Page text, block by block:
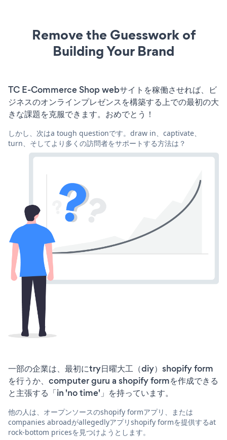
Remove the Guesswork of
Building Your Brand
TC E-Commerce Shop webサイトを稼働させれば、ビ
ジネスのオンラインプレゼンスを構築する上での最初の大
きな課題を克服できます。おめでとう！
しかし、次はa tough questionです。draw in、captivate、
turn、そしてより多くの訪問者をサポートする方法は？
一部の企業は、最初にtry日曜大工（diy）shopify form
を行うか、computer guru a shopify formを作成できる
と主張する「in 'no time'」を持っています。
他の人は、オープンソースのshopify formアプリ、または
companies abroadがallegedlyアプリshopify formを提供するat
rock-bottom pricesを見つけようとします。